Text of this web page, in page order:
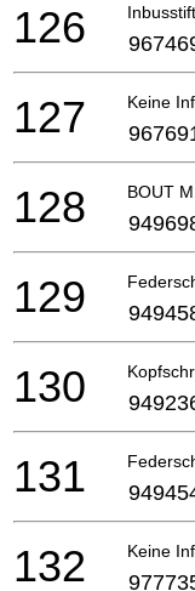
126
Keine
127
BOUT
128
129
130
131
Keine
132